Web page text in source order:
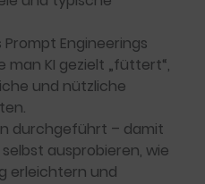
Engineerings
man KI gezielt „füttert“,
und nützliche
durchgeführt – damit
ausprobieren, wie
erleichtern und